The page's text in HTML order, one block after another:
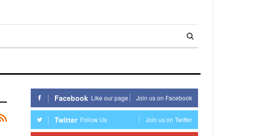
Facebook Like our page Join us on Facebook
Twitter Follow Us Join us on Twitter